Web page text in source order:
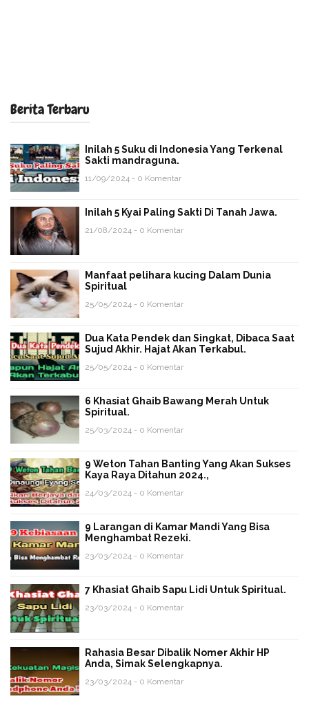
Berita Terbaru
Inilah 5 Suku di Indonesia Yang Terkenal
Sakti mandraguna.
11/09/2024 - 0 Komentar
Inilah 5 Kyai Paling Sakti Di Tanah Jawa.
21/08/2024 - 0 Komentar
Manfaat pelihara kucing Dalam Dunia
Spiritual
25/05/2024 - 0 Komentar
Dua Kata Pendek dan Singkat, Dibaca Saat
Sujud Akhir. Hajat Akan Terkabul.
25/05/2024 - 0 Komentar
6 Khasiat Ghaib Bawang Merah Untuk
Spiritual.
25/03/2024 - 0 Komentar
9 Weton Tahan Banting Yang Akan Sukses
Kaya Raya Ditahun 2024.,
24/03/2024 - 0 Komentar
9 Larangan di Kamar Mandi Yang Bisa
Menghambat Rezeki.
23/03/2024 - 0 Komentar
7 Khasiat Ghaib Sapu Lidi Untuk Spiritual.
23/03/2024 - 0 Komentar
Rahasia Besar Dibalik Nomer Akhir HP
Anda, Simak Selengkapnya.
23/03/2024 - 0 Komentar